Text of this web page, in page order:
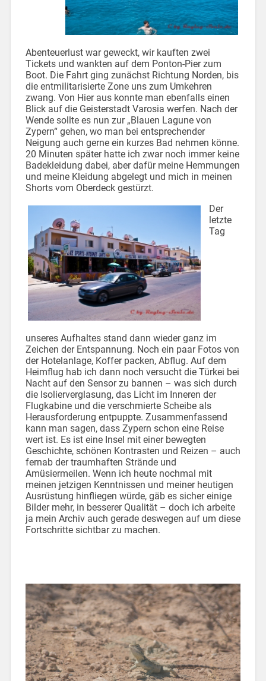
Abenteuerlust war geweckt, wir kauften zwei
Tickets und wankten auf dem Ponton-Pier zum
Boot. Die Fahrt ging zunächst Richtung Norden, bis
die entmilitarisierte Zone uns zum Umkehren
zwang. Von Hier aus konnte man ebenfalls einen
Blick auf die Geisterstadt Varosia werfen. Nach der
Wende sollte es nun zur „Blauen Lagune von
Zypern“ gehen, wo man bei entsprechender
Neigung auch gerne ein kurzes Bad nehmen könne.
20 Minuten später hatte ich zwar noch immer keine
Badekleidung dabei, aber dafür meine Hemmungen
und meine Kleidung abgelegt und mich in meinen
Shorts vom Oberdeck gestürzt.
Der
letzte
Tag
unseres Aufhaltes stand dann wieder ganz im
Zeichen der Entspannung. Noch ein paar Fotos von
der Hotelanlage, Koffer packen, Abflug. Auf dem
Heimflug hab ich dann noch versucht die Türkei bei
Nacht auf den Sensor zu bannen – was sich durch
die Isolierverglasung, das Licht im Inneren der
Flugkabine und die verschmierte Scheibe als
Herausforderung entpuppte. Zusammenfassend
kann man sagen, dass Zypern schon eine Reise
wert ist. Es ist eine Insel mit einer bewegten
Geschichte, schönen Kontrasten und Reizen – auch
fernab der traumhaften Strände und
Amüsiermeilen. Wenn ich heute nochmal mit
meinen jetzigen Kenntnissen und meiner heutigen
Ausrüstung hinfliegen würde, gäb es sicher einige
Bilder mehr, in besserer Qualität – doch ich arbeite
ja mein Archiv auch gerade deswegen auf um diese
Fortschritte sichtbar zu machen.